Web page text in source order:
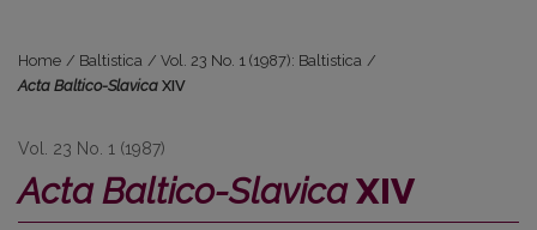
Home / Baltistica / Vol. 23 No. 1 (1987): Baltistica /
Acta Baltico-Slavica XIV
Vol. 23 No. 1 (1987)
Acta Baltico-SlavicaXIV